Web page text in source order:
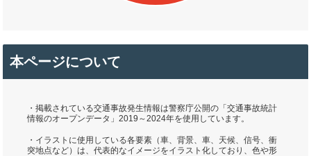
本ページについて
・掲載されている交通事故発生情報は警察庁公開の「交通事故統計
情報のオープンデータ」2019～2024年を使用しています。
・イラストに使用している各要素（車、背景、車、天候、信号、衝
突地点など）は、代表的なイメージをイラスト化しており、色や形